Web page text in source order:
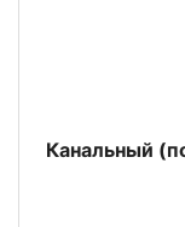
Канальный